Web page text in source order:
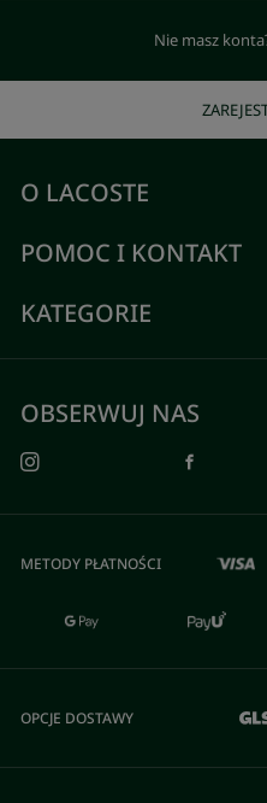
Nie masz
O LACOSTE
POMOC I KONTAKT
KATEGORIE
OBSERWUJ NAS
METODY PŁATNOŚCI
OPCJE DOSTAWY